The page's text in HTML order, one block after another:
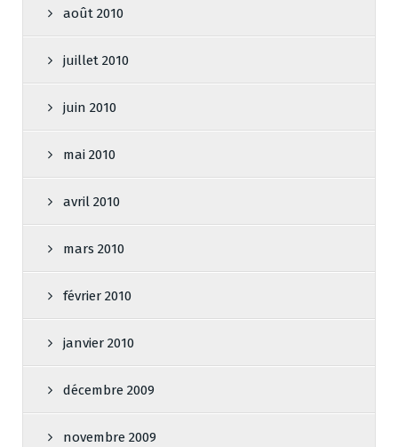
août 2010
juillet 2010
juin 2010
mai 2010
avril 2010
mars 2010
février 2010
janvier 2010
décembre 2009
novembre 2009